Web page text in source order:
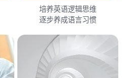
培养英语逻辑思维
逐步养成语言习惯